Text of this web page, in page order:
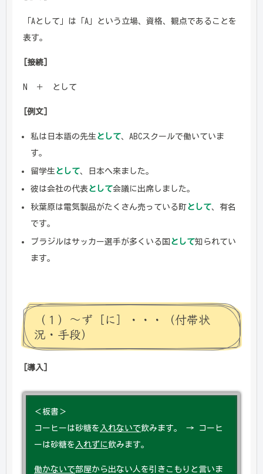
「Aとして」は「A」という立場、資格、観点であることを
表す。
[接続]
N ＋ として
[例文]
私は日本語の先生 として、ABCスクールで働いていま
す。
留学生 として、日本へ来ました。
彼は会社の代表として会議に出席しました。
秋葉原は電気製品がたくさん売っている町として、有名
です。
ブラジルはサッカー選手が多くいる国 として知られてい
ます。
（１）～ず［に］・・・（付帯状
況・手段）
[導入]
＜板書＞
コーヒーは砂糖を 入れないで飲みます。 → コーヒ
ーは砂糖を 入れずに飲みます。
働かないで部屋から出ない人を引きこもりと言いま